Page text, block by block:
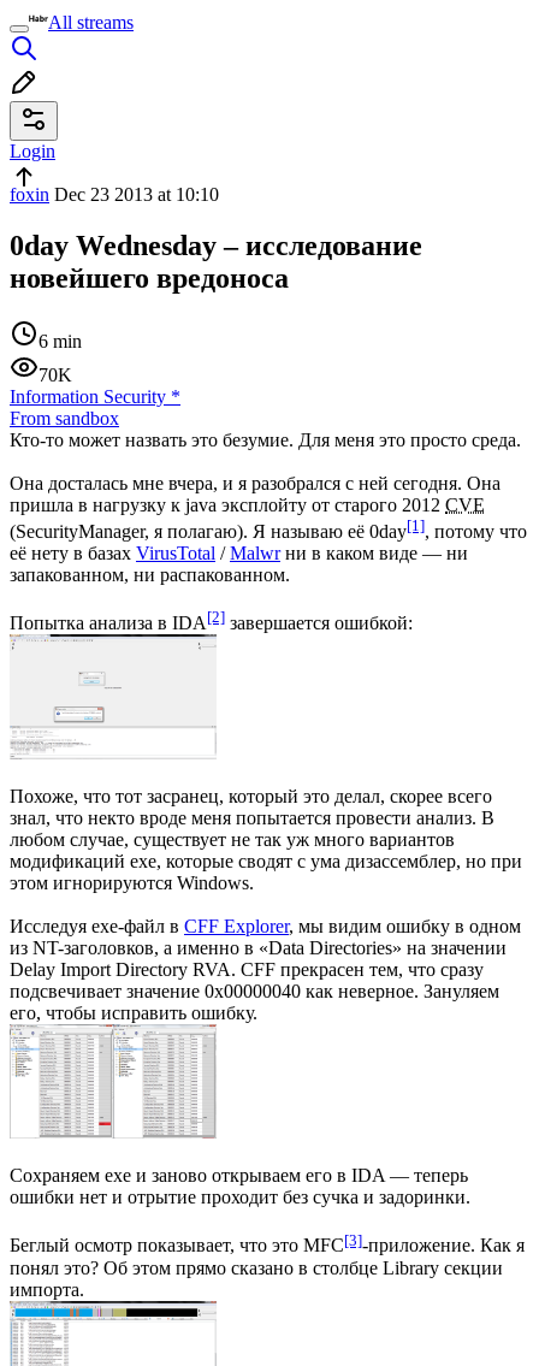
All streams
Login
foxin Dec 23 2013 at 10:10
0day Wednesday – исследование
новейшего вредоноса
6 min
70K
Information Security *
From sandbox
Кто-то может назвать это безумие. Для меня это просто среда.
Она досталась мне вчера, и я разобрался с ней сегодня. Она
пришла в нагрузку к java эксплойту от старого 2012 CVE
(SecurityManager, я полагаю). Я называю её 0day[1], потому что
её нету в базах VirusTotal /Malwrни в каком виде — ни
запакованном, ни распакованном.
Попытка анализа в IDA[2] завершается ошибкой:
Похоже, что тот засранец, который это делал, скорее всего
знал, что некто вроде меня попытается провести анализ. В
любом случае, существует не так уж много вариантов
модификаций exe, которые сводят с ума дизассемблер, но при
этом игнорируются Windows.
Исследуя exe-файл в CFF Explorer, мы видим ошибку в одном
из NT-заголовков, а именно в «Data Directories» на значении
Delay Import Directory RVA. CFF прекрасен тем, что сразу
подсвечивает значение 0x00000040 как неверное. Зануляем
его, чтобы исправить ошибку.
Сохраняем exe и заново открываем его в IDA — теперь
ошибки нет и отрытие проходит без сучка и задоринки.
Беглый осмотр показывает, что это MFC[3]-приложение. Как я
понял это? Об этом прямо сказано в столбце Library секции
импорта.